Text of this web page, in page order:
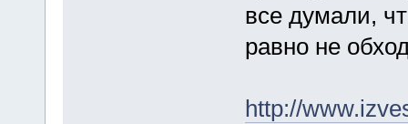
все думали,
равно не
http://